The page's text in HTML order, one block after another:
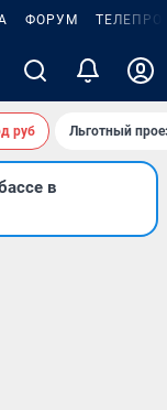
ФОРУМ
руб Льготный
в